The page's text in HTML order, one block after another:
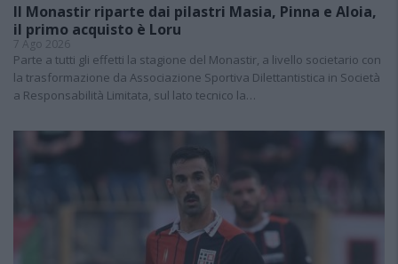
Il Monastir riparte dai pilastri Masia, Pinna e Aloia,
il primo acquisto è Loru
7 Ago 2026
Parte a tutti gli effetti la stagione del Monastir, a livello societario con
la trasformazione da Associazione Sportiva Dilettantistica in Società
a Responsabilità Limitata, sul lato tecnico la…